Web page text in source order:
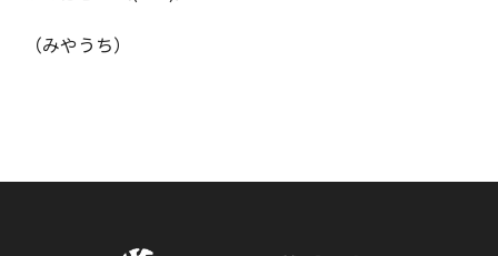
（みやうち）